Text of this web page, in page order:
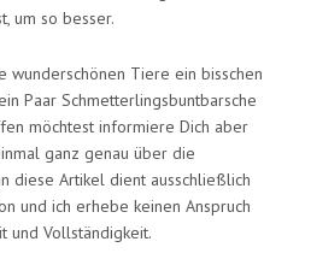
um so besser.
wunderschönen Tiere ein bisschen
Paar Schmetterlingsbuntbarsche
möchtest informiere Dich aber
ganz genau über die
diese Artikel dient ausschließlich
und ich erhebe keinen Anspruch
und Vollständigkeit.